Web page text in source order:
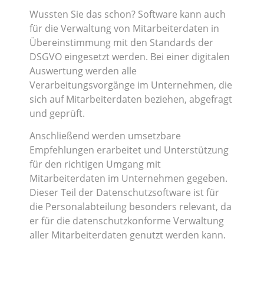
Wussten Sie das schon? Software kann auch
für die Verwaltung von Mitarbeiterdaten in
Übereinstimmung mit den Standards der
DSGVO eingesetzt werden. Bei einer digitalen
Auswertung werden alle
Verarbeitungsvorgänge im Unternehmen, die
sich auf Mitarbeiterdaten beziehen, abgefragt
und geprüft.
Anschließend werden umsetzbare
Empfehlungen erarbeitet und Unterstützung
für den richtigen Umgang mit
Mitarbeiterdaten im Unternehmen gegeben.
Dieser Teil der Datenschutzsoftware ist für
die Personalabteilung besonders relevant, da
er für die datenschutzkonforme Verwaltung
aller Mitarbeiterdaten genutzt werden kann.